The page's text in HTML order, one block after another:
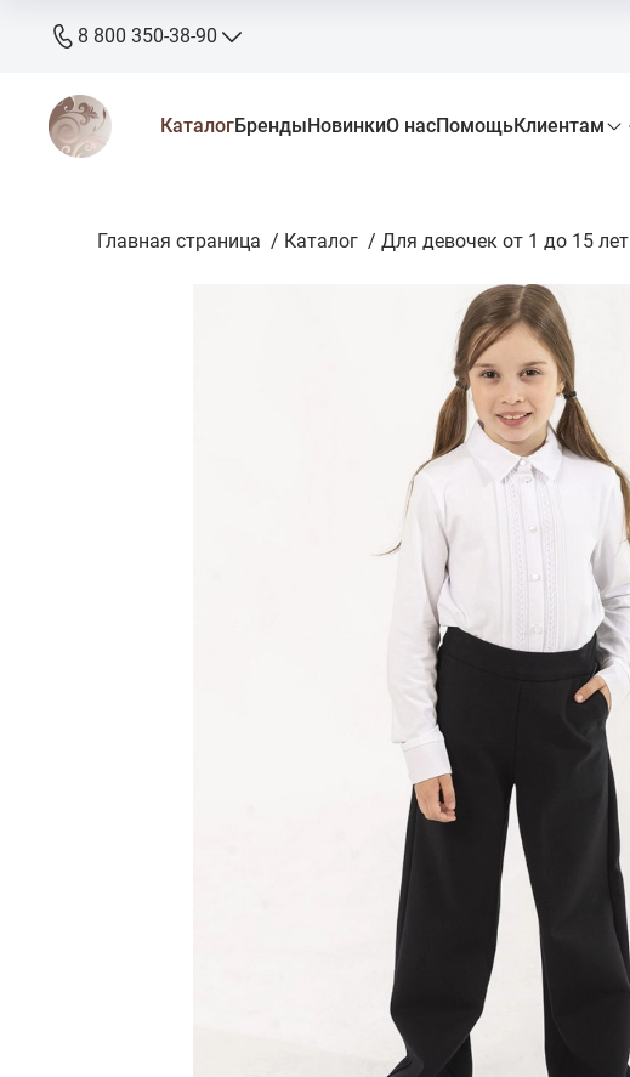
8 800 350-38-90
бесплатно
zakaz@stkaluga.ru
КаталогБрендыНовинкиО насПомощьКлиентам
Главная страница / Каталог / Для девочек от 1 до 15 лет